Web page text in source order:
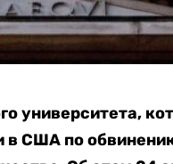
университета,
в США по